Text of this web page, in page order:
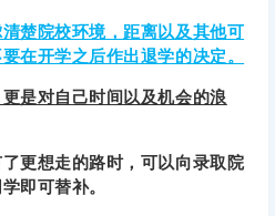
楚院校环境，距离以及其他可
在开学之后作出退学的决定。
是对自己时间以及机会的浪
更想走的路时，可以向录取院
即可替补。